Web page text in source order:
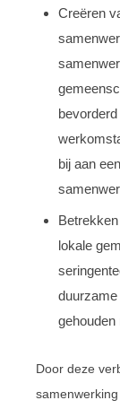
Creëren
bij aan
lokale
gehouden
Door deze